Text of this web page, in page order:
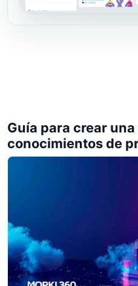
Guía para crear
conocimientos de